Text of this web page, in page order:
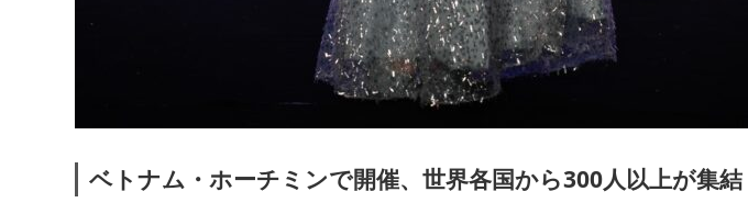
ベトナム・ホーチミンで開催、世界各国から300人以上が集結